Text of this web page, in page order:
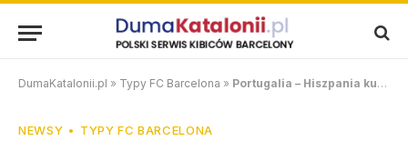
DumaKatalonii.pl » Typy FC Barcelona » Portugalia – Hiszpania kursy, typy i zapowiedź spotkania (06.07.2026)
NEWSY TYPY FC BARCELONA